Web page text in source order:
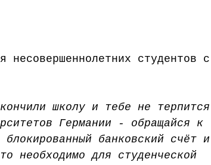
несовершеннолетних студентов с
школу и тебе не терпится
Германии - обращайся к
банковский счёт и
необходимо для студенческой